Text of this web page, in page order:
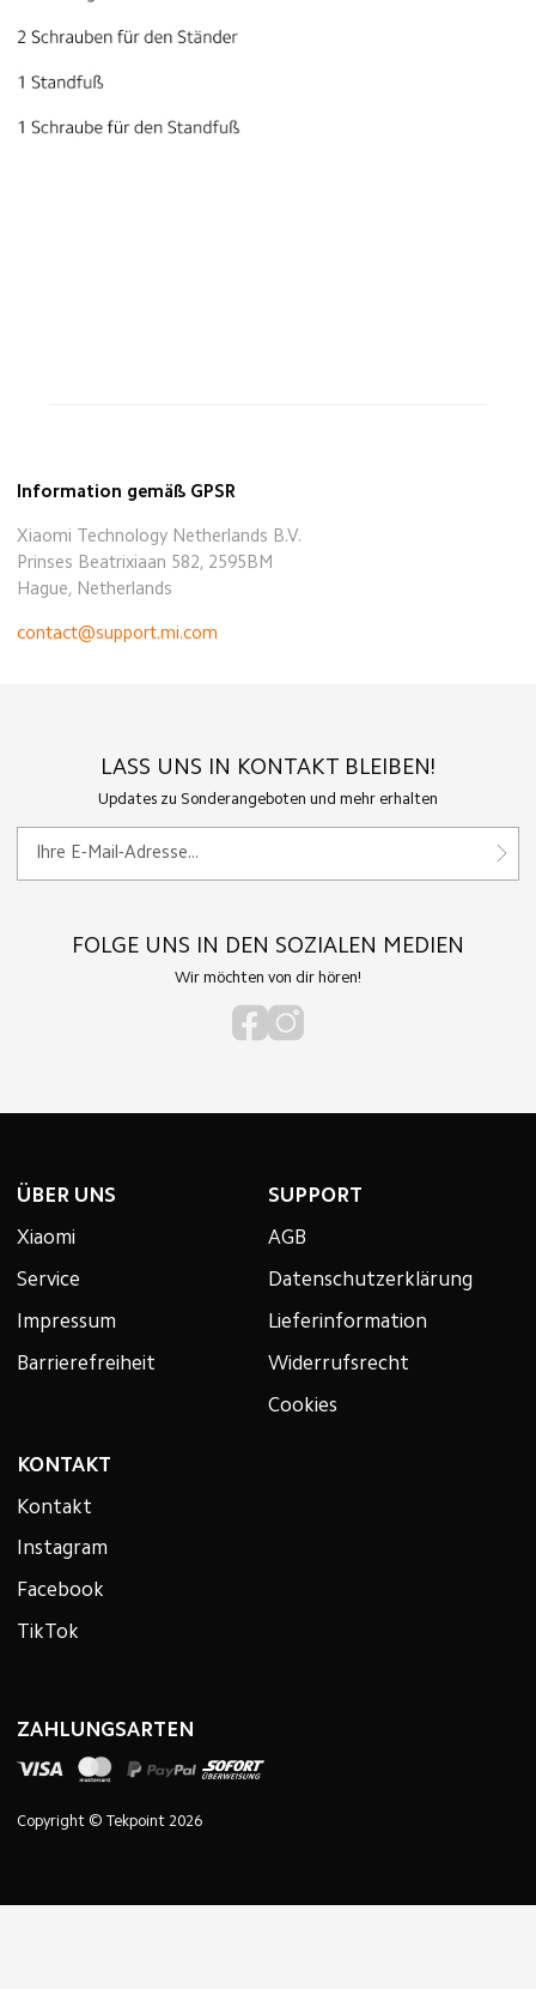
Information gemäß GPSR
Xiaomi Technology Netherlands B.V.
Prinses Beatrixiaan 582, 2595BM
Hague, Netherlands
contact@support.mi.com
LASS UNS IN KONTAKT BLEIBEN!
Updates zu Sonderangeboten und mehr erhalten
FOLGE UNS IN DEN SOZIALEN MEDIEN
Wir möchten von dir hören!
ÜBER UNS
Xiaomi
Service
Impressum
Barrierefreiheit
SUPPORT
AGB
Datenschutzerklärung
Lieferinformation
Widerrufsrecht
Cookies
KONTAKT
Kontakt
Instagram
Facebook
TikTok
ZAHLUNGSARTEN
Copyright © Tekpoint 2026